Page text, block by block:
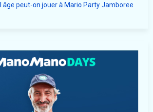
âge peut-on jouer à Mario Party Jamboree